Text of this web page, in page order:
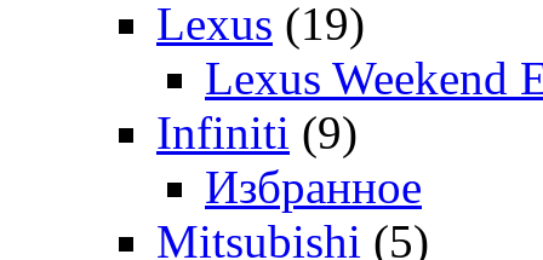
Lexus (19)
Lexus Weekend
Infiniti (9)
Избранное
Mitsubishi (5)